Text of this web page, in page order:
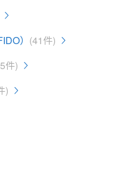
） (41件)
件)
)